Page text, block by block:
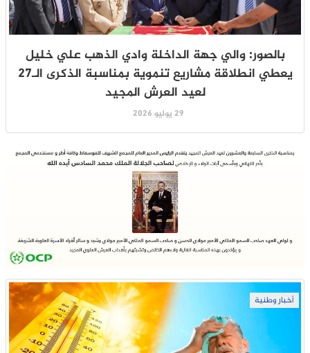
بالصور: والي جهة الداخلة وادي الذهب علي خليل
يعطي انطلاقة مشاريع تنموية بمناسبة الذكرى الـ27
لعيد العرش المجيد
29 يوليو 2026
أخبار وطنية